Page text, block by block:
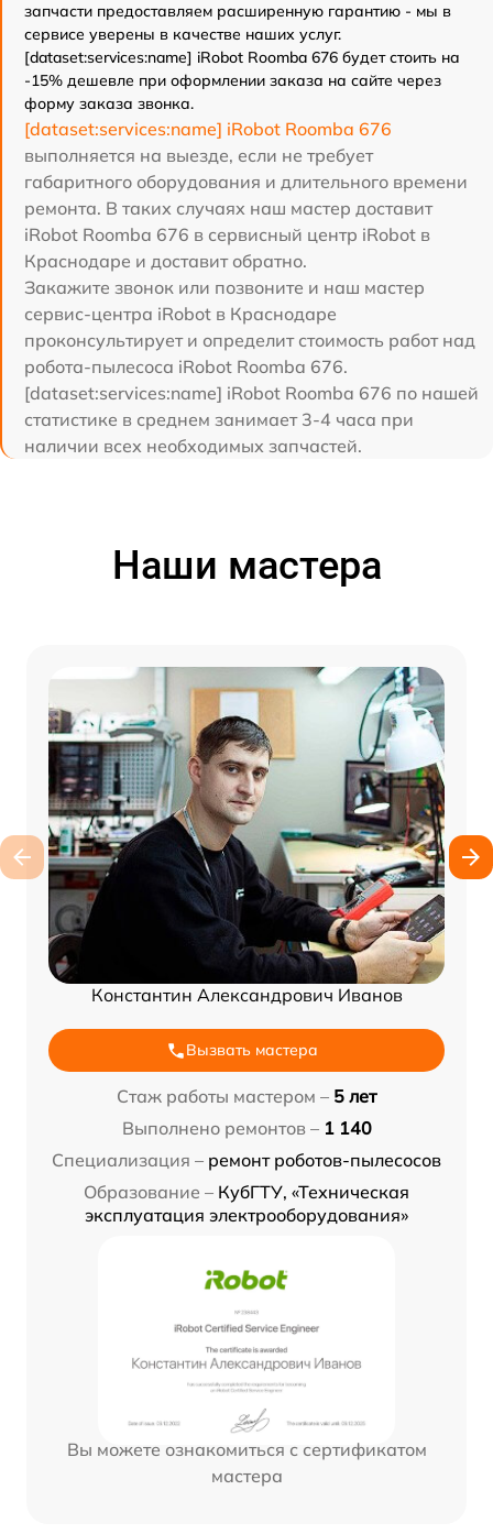
запчасти предоставляем расширенную гарантию - мы в
сервисе уверены в качестве наших услуг.
[dataset:services:name] iRobot Roomba 676 будет стоить на
-15% дешевле при оформлении заказа на сайте через
форму заказа звонка.
[dataset:services:name] iRobot Roomba 676
выполняется на выезде, если не требует
габаритного оборудования и длительного времени
ремонта. В таких случаях наш мастер доставит
iRobot Roomba 676 в сервисный центр iRobot в
Краснодаре и доставит обратно.
Закажите звонок или позвоните и наш мастер
сервис-центра iRobot в Краснодаре
проконсультирует и определит стоимость работ над
робота-пылесоса iRobot Roomba 676.
[dataset:services:name] iRobot Roomba 676 по нашей
статистике в среднем занимает 3-4 часа при
наличии всех необходимых запчастей.
Наши мастера
Константин Александрович Иванов
Вызвать мастера
Стаж работы мастером – 5 лет
Выполнено ремонтов – 1 140
Специализация – ремонт роботов-пылесосов
Образование – КубГТУ, «Техническая
эксплуатация электрооборудования»
Вы можете ознакомиться с сертификатом
мастера